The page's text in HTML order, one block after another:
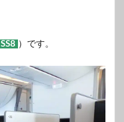
SS8 ）です。